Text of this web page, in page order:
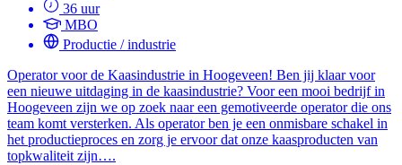
36 uur
MBO
Productie / industrie
Operator voor de Kaasindustrie in Hoogeveen! Ben jij klaar voor
een nieuwe uitdaging in de kaasindustrie? Voor een mooi bedrijf in
Hoogeveen zijn we op zoek naar een gemotiveerde operator die ons
team komt versterken. Als operator ben je een onmisbare schakel in
het productieproces en zorg je ervoor dat onze kaasproducten van
topkwaliteit zijn….